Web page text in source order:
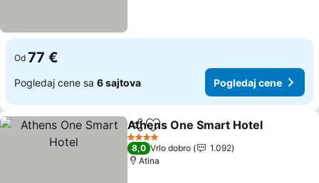
Od 77 €
Pogledaj cene sa 6 sajtova Pogledaj cene
Deli Dodati u favorite
Athens One Smart Hotel
4 Zvezdice
8,0 Vrlo dobro
1.092
Atina